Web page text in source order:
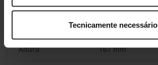
Tecnicamente necessário
169 mm
Altura 167 mm